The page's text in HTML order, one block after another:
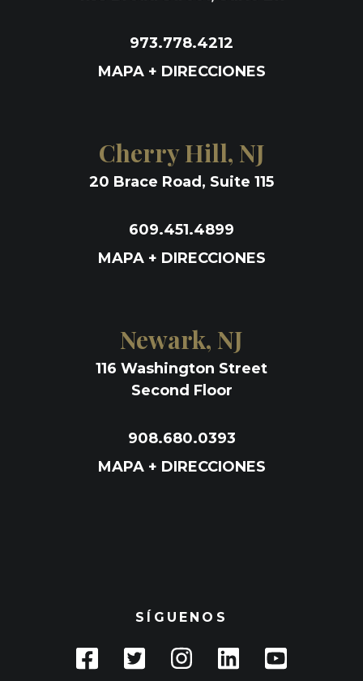
973.778.4212
MAPA + DIRECCIONES
Cherry Hill, NJ
20 Brace Road, Suite 115
609.451.4899
MAPA + DIRECCIONES
Newark, NJ
116 Washington Street
Second Floor
908.680.0393
MAPA + DIRECCIONES
SÍGUENOS